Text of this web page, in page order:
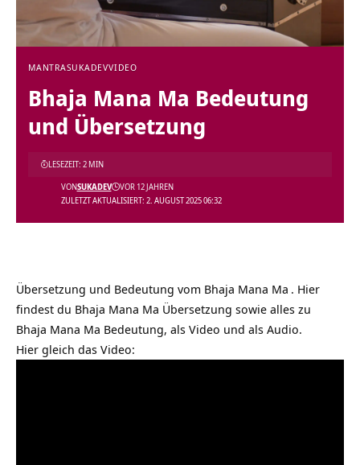
MANTRASUKADEVVIDEO
Bhaja Mana Ma Bedeutung
und Übersetzung
ZULETZT AKTUALISIERT: 2. AUGUST 2025 06:32
VONSUKADEV VOR 12 JAHREN
LESEZEIT: 2 MIN
Übersetzung und Bedeutung vom Bhaja Mana Ma . Hier
findest du Bhaja Mana Ma Übersetzung sowie alles zu
Bhaja Mana Ma Bedeutung, als Video und als Audio.
Hier gleich das Video: